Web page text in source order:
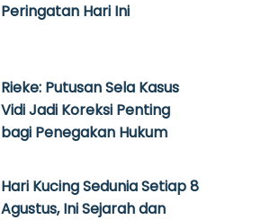
Peringatan Hari Ini
Rieke: Putusan Sela Kasus
Vidi Jadi Koreksi Penting
bagi Penegakan Hukum
Hari Kucing Sedunia Setiap 8
Agustus, Ini Sejarah dan